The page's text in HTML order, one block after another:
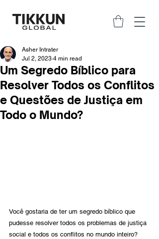
Um Segredo Bíblico para
Resolver Todos os Conflitos
e Questões de Justiça em
Todo o Mundo?
Asher Intrater
Jul 2, 2023 4 min read
Você gostaria de ter um segredo bíblico que
pudesse resolver todos os problemas de justiça
social e todos os conflitos no mundo inteiro?